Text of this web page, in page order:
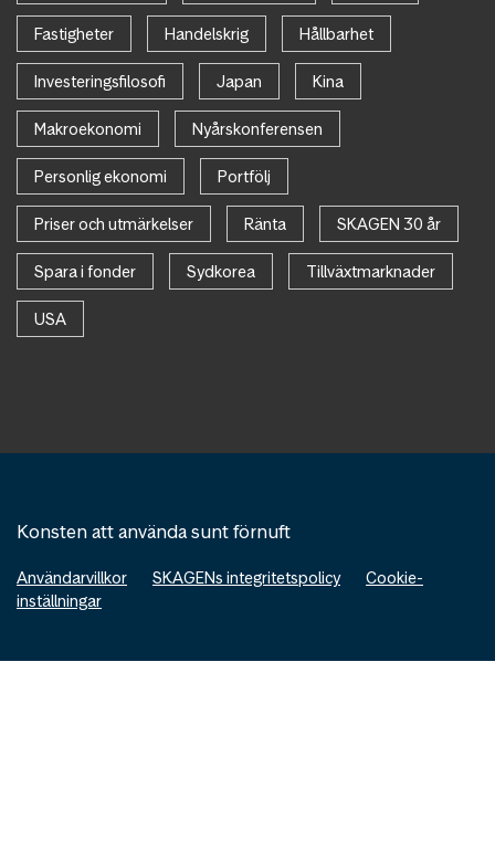
Fastigheter Handelskrig Hållbarhet
Investeringsfilosofi Japan Kina
Makroekonomi Nyårskonferensen
Personlig ekonomi Portfölj
Priser och utmärkelser Ränta SKAGEN 30 år
Spara i fonder Sydkorea Tillväxtmarknader
USA
Konsten att använda sunt förnuft
Användarvillkor SKAGENs integritetspolicy
Cookie-
inställningar